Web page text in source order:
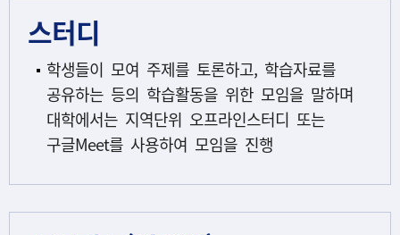
스터디
학생들이 모여 주제를 토론하고, 학습자료를
공유하는 등의 학습활동을 위한 모임을 말하며
대학에서는 지역단위 오프라인스터디 또는
구글Meet를 사용하여 모임을 진행